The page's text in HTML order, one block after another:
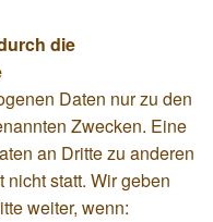
die
Daten nur zu den
Zwecken. Eine
an Dritte zu anderen
statt. Wir geben
weiter, wenn: